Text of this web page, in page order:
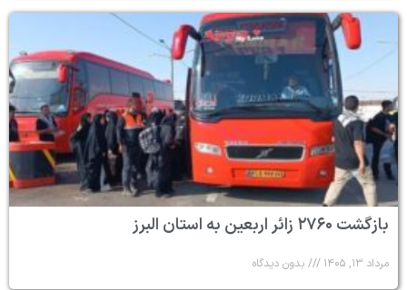
بازگشت ۲۷۶۰ زائر اربعین به استان البرز
مرداد ۱۳, ۱۴۰۵ بدون دیدگاه